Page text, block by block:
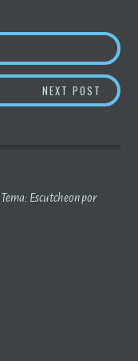
NEXT POST IDEAS
Tema: Escutcheon por